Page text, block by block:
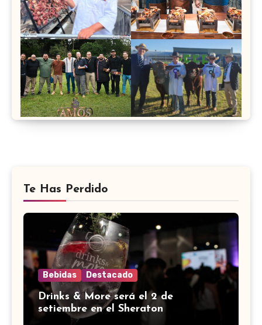
Te Has Perdido
Bebidas Destacado
Drinks & More será el 2 de
setiembre en el Sheraton